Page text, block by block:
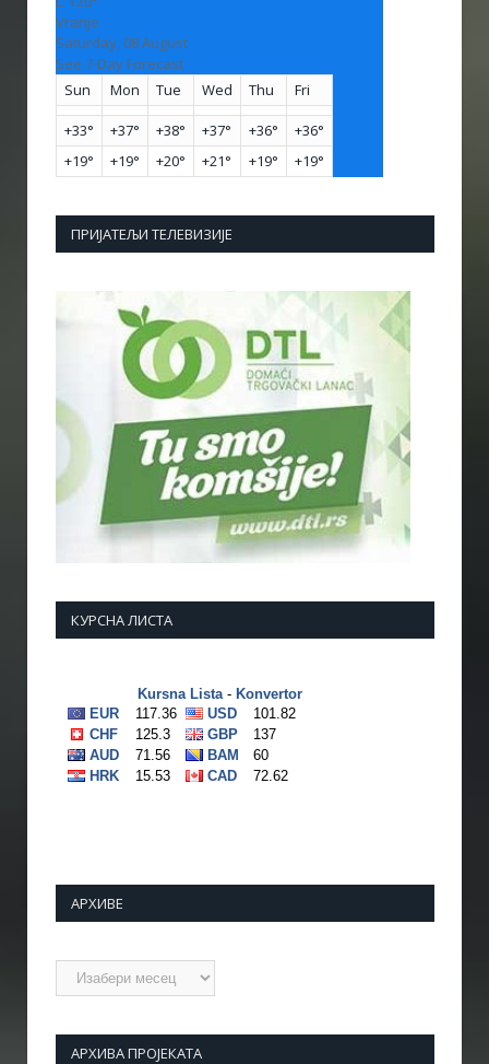
Vranje
Saturday, 08 August
See 7-Day Forecast
Sun
Mon Tue Wed Thu Fri
+33° +37° +38° +37° +36° +36°
+19° +19° +20° +21° +19° +19°
ПРИЈАТЕЉИ ТЕЛЕВИЗИЈЕ
КУРСНА ЛИСТА
АРХИВЕ
Архиве
АРХИВА ПРОЈЕКАТА